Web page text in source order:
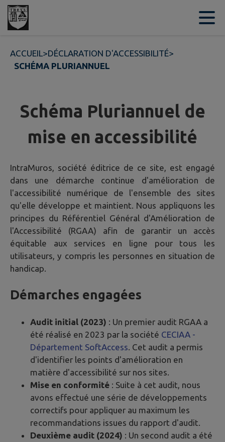
Contenu
ACCUEIL>DÉCLARATION D'ACCESSIBILITÉ>
SCHÉMA PLURIANNUEL
Schéma Pluriannuel de
mise en accessibilité
IntraMuros, société éditrice de ce site, est engagé
dans une démarche continue d'amélioration de
l'accessibilité numérique de l'ensemble des sites
qu'elle développe et maintient. Nous appliquons les
principes du Référentiel Général d'Amélioration de
l'Accessibilité (RGAA) afin de garantir un accès
équitable aux services en ligne pour tous les
utilisateurs, y compris les personnes en situation de
handicap.
Démarches engagées
Audit initial (2023) : Un premier audit RGAA a
été réalisé en 2023 par la société CECIAA -
Département SoftAccess . Cet audit a permis
d'identifier les points d'amélioration en
matière d'accessibilité sur nos sites.
Mise en conformité : Suite à cet audit, nous
avons effectué une série de développements
correctifs pour appliquer au maximum les
recommandations issues du rapport d'audit.
Deuxième audit (2024) : Un second audit a été